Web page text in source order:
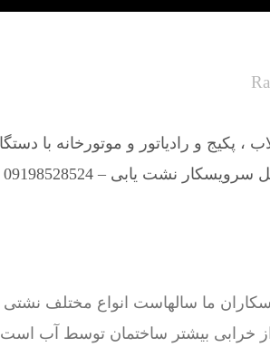
پکیج و رادیاتور و موتورخانه با
نشت یابی – 09198528524
ما سالهاست انواع مختلف نشتی آب
خرابی بیشتر ساختمان توسط آب